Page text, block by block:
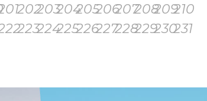
202203204205206207208209210
223224225226227228229230231